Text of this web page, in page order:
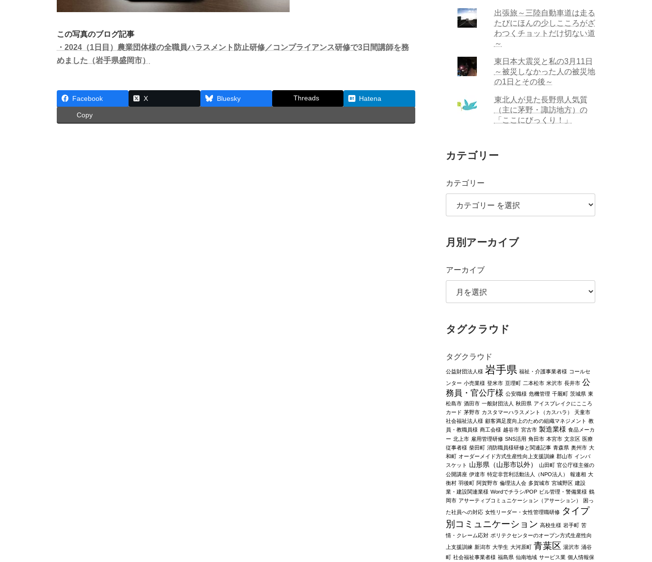
この写真のブログ記事
・2024（1日目）農業団体様の全職員ハラスメント防止研修／コンプライアンス研修で3日間講師を務
めました（岩手県盛岡市）
Facebook X Bluesky Threads Hatena
Copy
出張旅～三陸自動車道は走る
たびにほんの少しこころがざ
わつくチョットだけ切ない道
～
東日本大震災と私の3月11日
～被災しなかった人の被災地
の1日とその後～
東北人が見た長野県人気質
（主に茅野・諏訪地方）の
「ここにびっくり！」
カテゴリー
カテゴリー
月別アーカイブ
アーカイブ
タグクラウド
タグクラウド
公益財団法人様 岩手県 福祉・介護事業者様 コールセ
ンター 小売業様 登米市 亘理町 二本松市 米沢市 長井市 公
務員・官公庁様 公安職様 危機管理 千厩町 茨城県 東
松島市 酒田市 一般財団法人 秋田県 アイスブレイクにこころ
カード 茅野市 カスタマーハラスメント（カスハラ）
天童市
社会福祉法人様 顧客満足度向上のための組織マネジメント 教
員・教職員様 商工会様 越谷市 宮古市 製造業様 食品メーカ
ー 北上市 雇用管理研修 SNS活用 角田市 本宮市 文京区 医療
従事者様 柴田町 消防職員様研修と関連記事 青森県 奥州市 大
和町 オーダーメイド方式生産性向上支援訓練 郡山市 インバ
スケット 山形県（山形市以外） 山田町 官公庁様主催の
公開講座 伊達市 特定非営利活動法人（NPO法人） 報連相 大
衡村 羽後町 阿賀野市 倫理法人会 多賀城市 宮城野区 建設
業・建設関連業様 Wordでチラシ/POP ビル管理・警備業様 鶴
岡市 アサーティブコミュニケーション（アサーション）
困っ
た社員への対応 女性リーダー・女性管理職研修 タイプ
別コミュニケーション 高校生様 岩手町 苦
情・クレーム応対 ポリテクセンターのオープン方式生産性向
上支援訓練 新潟市 大学生 大河原町 青葉区 湯沢市 涌谷
町 社会福祉事業者様 福島県 仙南地域 サービス業 個人情報保